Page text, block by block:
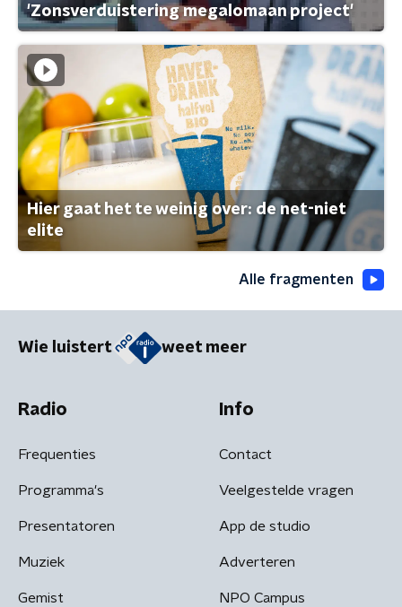
'Zonsverduistering megalomaan project'
Hier gaat het te weinig over: de net-niet
elite
Alle fragmenten
Wie luistert weet meer
Radio
Frequenties
Programma's
Presentatoren
Muziek
Gemist
Info
Contact
Veelgestelde vragen
App de studio
Adverteren
NPO Campus